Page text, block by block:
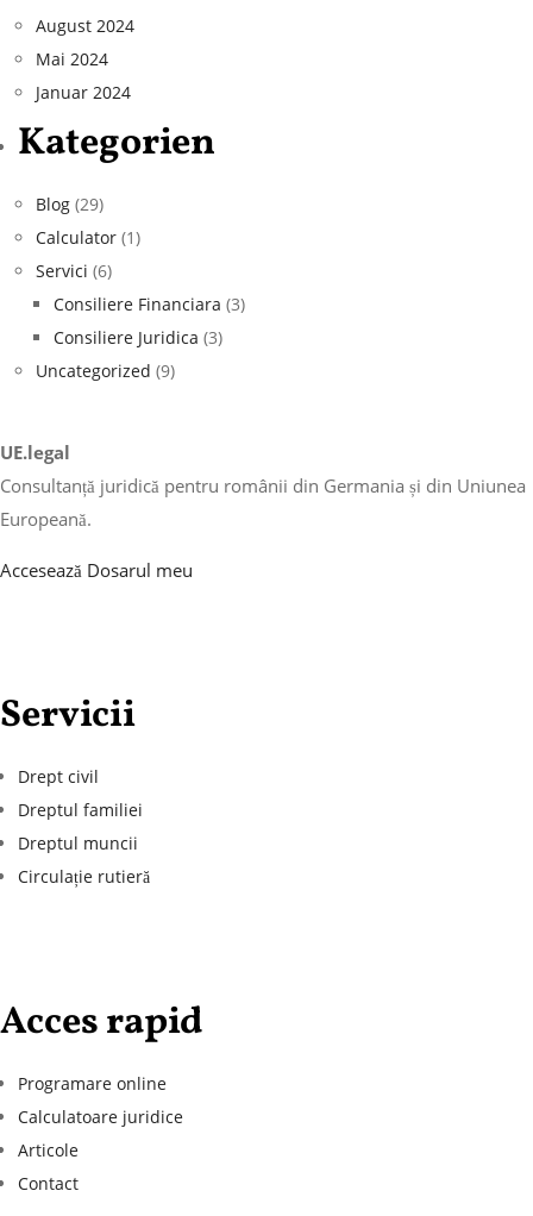
August 2024
Mai 2024
Januar 2024
Kategorien
Blog (29)
Calculator (1)
Servici (6)
Consiliere Financiara (3)
Consiliere Juridica (3)
Uncategorized (9)
UE.legal
Consultanță juridică pentru românii din Germania și din Uniunea
Europeană.
Accesează Dosarul meu
Servicii
Drept civil
Dreptul familiei
Dreptul muncii
Circulație rutieră
Acces rapid
Programare online
Calculatoare juridice
Articole
Contact